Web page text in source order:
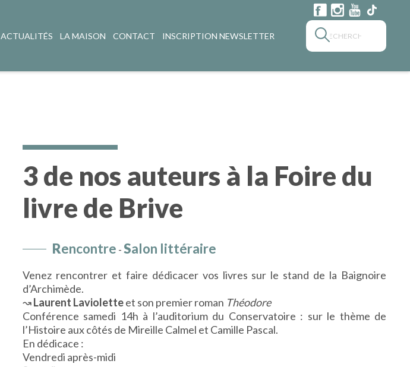
ACTUALITÉS LA MAISON CONTACT INSCRIPTION NEWSLETTER
3 de nos auteurs à la Foire du
livre de Brive
Rencontre -Salon littéraire
Venez rencontrer et faire dédicacer vos livres sur le stand de la Baignoire
d’Archimède.
↝Laurent Lavioletteet son premier roman Théodore
Conférence samedi 14h à l’auditorium du Conservatoire : sur le thème de
l’Histoire aux côtés de Mireille Calmel et Camille Pascal.
En dédicace :
Vendredi après-midi